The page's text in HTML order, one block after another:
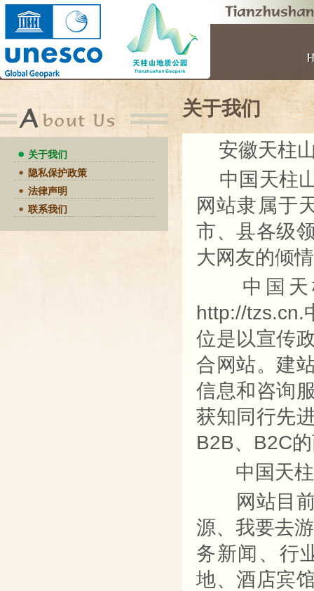
关于我们
隐私保护政策
法律声明
联系我们
关于我们
安徽天柱
中国天柱
网站隶属于
市、县各级
大网友的倾
中国天柱
http://tzs.cn.
位是以宣传
合网站。建
信息和咨询
获知同行先
B2B、B2C
中国天柱
网站目前
源、我要去
务新闻、行
地、酒店宾